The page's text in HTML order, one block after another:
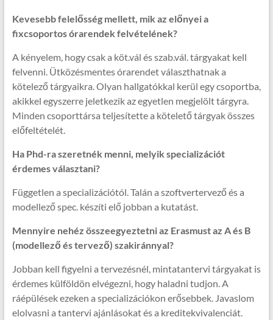
Kevesebb felelősség mellett, mik az előnyei a
fixcsoportos órarendek felvételének?
A kényelem, hogy csak a köt.vál és szab.vál. tárgyakat kell
felvenni. Ütközésmentes órarendet választhatnak a
kötelező tárgyaikra. Olyan hallgatókkal kerül egy csoportba,
akikkel egyszerre jeletkezik az egyetlen megjelölt tárgyra.
Minden csoporttársa teljesítette a kötelető tárgyak összes
előfeltételét.
Ha Phd-ra szeretnék menni, melyik specializációt
érdemes választani?
Független a specializációtól. Talán a szoftvertervező és a
modellező spec. készíti elő jobban a kutatást.
Mennyire nehéz összeegyeztetni az Erasmust az A és B
(modellező és tervező) szakiránnyal?
Jobban kell figyelni a tervezésnél, mintatantervi tárgyakat is
érdemes külföldön elvégezni, hogy haladni tudjon. A
ráépülések ezeken a specializációkon erősebbek. Javaslom
elolvasni a tantervi ajánlásokat és a kreditekvivalenciát.